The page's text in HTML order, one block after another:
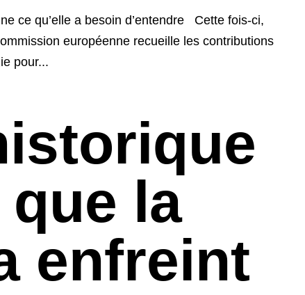
ce qu’elle a besoin d’entendre Cette fois-ci,
européenne recueille les contributions
pour...
la
enfreint